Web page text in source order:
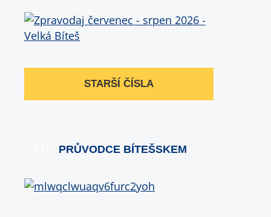
STARŠÍ ČÍSLA
PRŮVODCE BÍTEŠSKEM